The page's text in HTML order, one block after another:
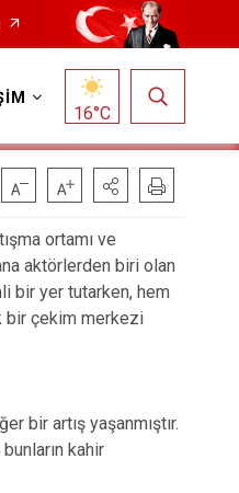
16°C
ortamı ve
aktörlerden biri olan
bir yer tutarken, hem
bir çekim merkezi
bir artış yaşanmıştır.
kahir